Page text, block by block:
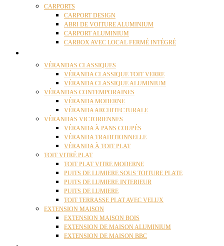
CARPORTS
CARPORT DESIGN
ABRI DE VOITURE ALUMINIUM
CARPORT ALUMINIUM
CARBOX AVEC LOCAL FERMÉ INTÉGRÉ
VÉRANDAS CLASSIQUES
VÉRANDA CLASSIQUE TOIT VERRE
VÉRANDA CLASSIQUE ALUMINIUM
VÉRANDAS CONTEMPORAINES
VÉRANDA MODERNE
VÉRANDA ARCHITECTURALE
VÉRANDAS VICTORIENNES
VÉRANDA À PANS COUPÉS
VÉRANDA TRADITIONNELLE
VÉRANDA À TOIT PLAT
TOIT VITRÉ PLAT
TOIT PLAT VITRE MODERNE
PUITS DE LUMIERE SOUS TOITURE PLATE
PUITS DE LUMIERE INTERIEUR
PUITS DE LUMIERE
TOIT TERRASSE PLAT AVEC VELUX
EXTENSION MAISON
EXTENSION MAISON BOIS
EXTENSION DE MAISON ALUMINIUM
EXTENSION DE MAISON BBC